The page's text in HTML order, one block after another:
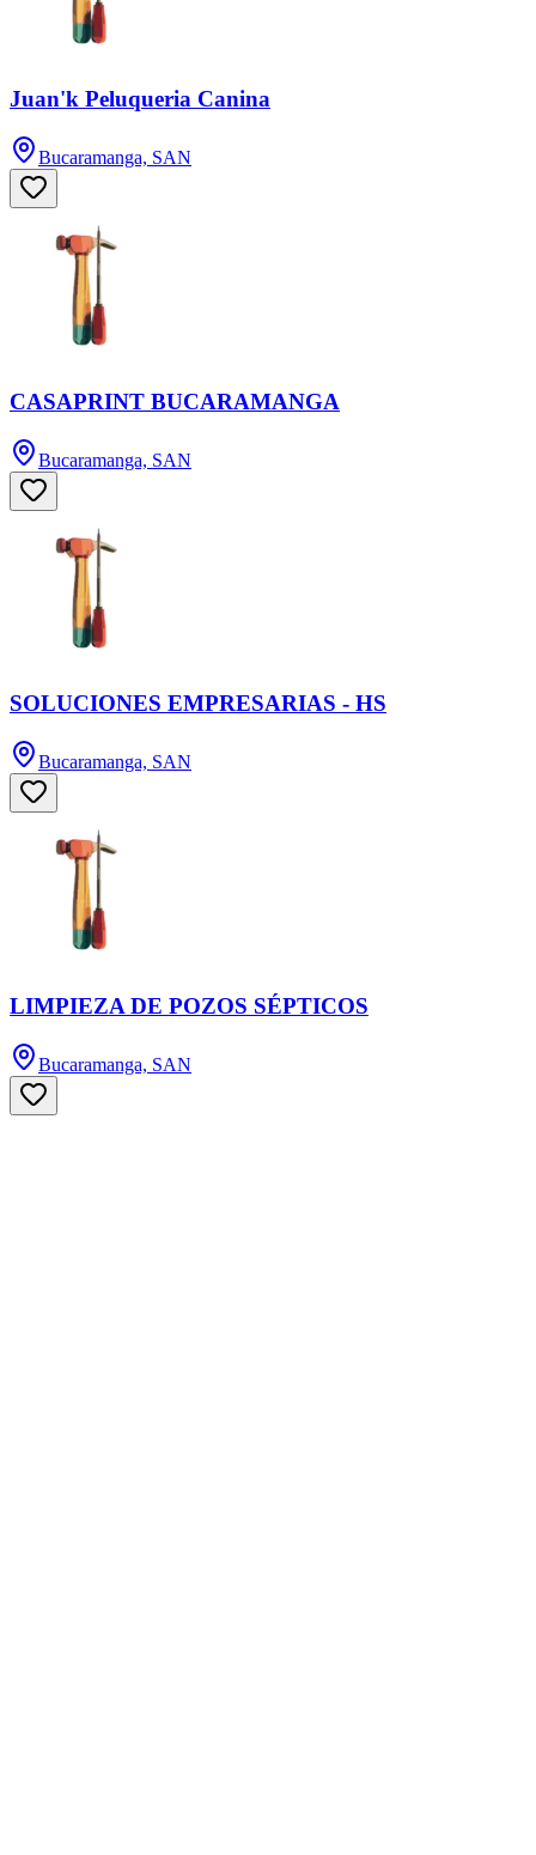
Juan'k Peluqueria Canina
Bucaramanga, SAN
CASAPRINT BUCARAMANGA
Bucaramanga, SAN
SOLUCIONES EMPRESARIAS - HS
Bucaramanga, SAN
LIMPIEZA DE POZOS SÉPTICOS
Bucaramanga, SAN